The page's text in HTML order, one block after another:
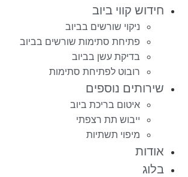
חידוש קווי ביוב
ניקוי שורשים בביוב
פתיחת סתימות שורשים בביוב
בדיקת עשן בביוב
רובוט לפתיחת סתימות
שירותים נוספים
איטום בריכת ביוב
ייבוש תת רצפתי
מיפוי תשתיות
אודות
בלוג